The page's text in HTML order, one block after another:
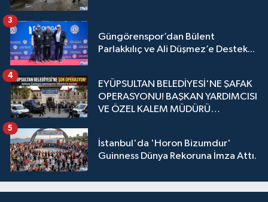
Güngörenspor’dan Bülent
Parlakkılıç ve Ali Düşmez’e Destek...
3
EYÜPSULTAN BELEDİYESİ'NE ŞAFAK
OPERASYONU! BAŞKAN YARDIMCISI
VE ÖZEL KALEM MÜDÜRÜ
4
İstanbul'da 'Horon Bizumdur'
Guinness Dünya Rekoruna İmza Attı.
5